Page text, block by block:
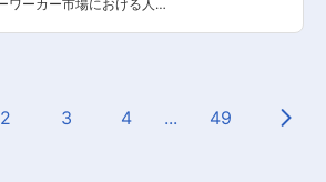
年度を目指した中期経
社会・経済の大きな潮流
社会の構築」といった潮
の価値を提供する注力事
」「IoT・次世代通信」
ワーカー市場における人
、システム・情報セキュ
監査及び内部監査室の高
集します。 ■業務内
2 3 4 ... 49